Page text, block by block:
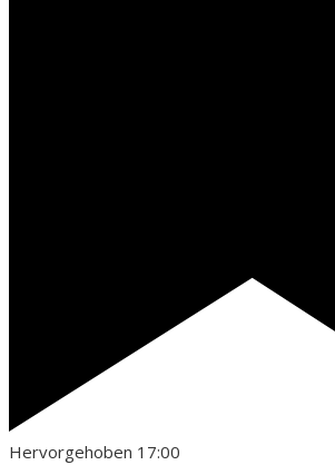
Hervorgehoben 17:00